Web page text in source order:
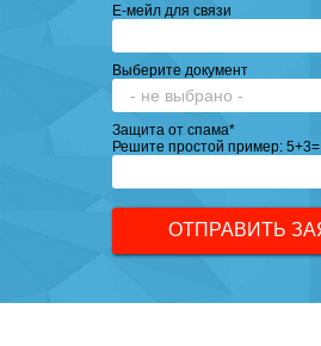
Е-мейл для связи
Выберите документ
Защита от спама*
Решите простой пример: 5+3=